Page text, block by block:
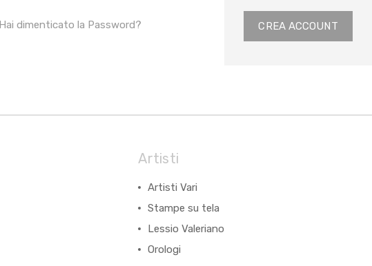
Hai dimenticato la Password? CREA ACCOUNT
Artisti
Artisti Vari
Stampe su tela
Lessio Valeriano
Orologi